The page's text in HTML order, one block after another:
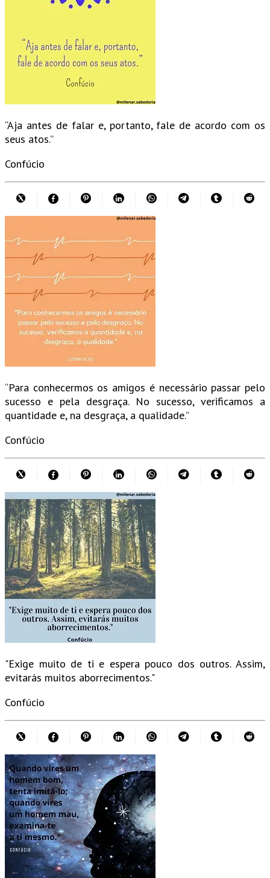
“Aja antes de falar e, portanto, fale de acordo com os
seus atos.”
Confúcio
“Para conhecermos os amigos é necessário passar pelo
sucesso e pela desgraça. No sucesso, verificamos a
quantidade e, na desgraça, a qualidade.”
Confúcio
"Exige muito de ti e espera pouco dos outros. Assim,
evitarás muitos aborrecimentos."
Confúcio